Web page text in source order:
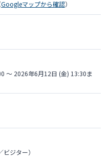
Googleマップから確認）
〜 2026年6月12日 (金) 13:30ま
ビジター）